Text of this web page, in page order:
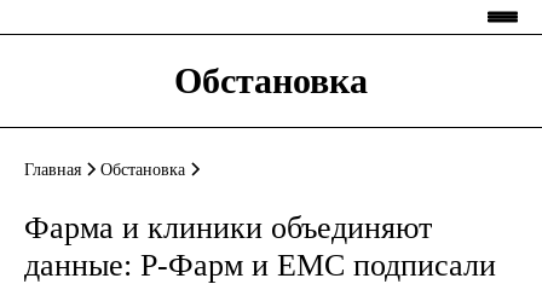
Обстановка
Главная Обстановка
Фарма и клиники объединяют
данные: Р-Фарм и ЕМС подписали